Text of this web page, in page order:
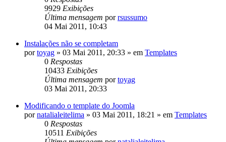
9929 Exibições
Última mensagem porrsussumo
04 Mai 2011, 10:43
Instalações não se completam
portoyag » 03 Mai 2011, 20:33 » em Templates
0 Respostas
10433 Exibições
Última mensagem portoyag
03 Mai 2011, 20:33
Modificando o template do Joomla
pornatalialeitelima » 03 Mai 2011, 18:21 » em Templates
0 Respostas
10511 Exibições